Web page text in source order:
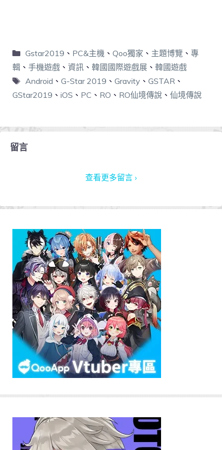
Gstar2019 、 PC&主機、 Qoo獨家 、 主題博覽 、 專
輯 、 手機遊戲 、 資訊 、 韓國國際遊戲展 、 韓國遊戲
Android 、 G-Star 2019 、 Gravity 、 GSTAR、
GStar2019 、 iOS 、 PC 、 RO 、 RO仙境傳說 、 仙境傳說
留言
查看更多留言 ›